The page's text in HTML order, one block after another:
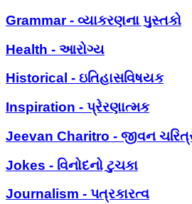
Grammar - વ્યાકરણના પુસ્તકો
Health - આરોગ્ય
Historical - ઇતિહાસવિષયક
Inspiration - પ્રેરણાત્મક
Jeevan Charitro - જીવન
Jokes - વિનોદનો ટુચકા
Journalism - પત્રકારત્વ